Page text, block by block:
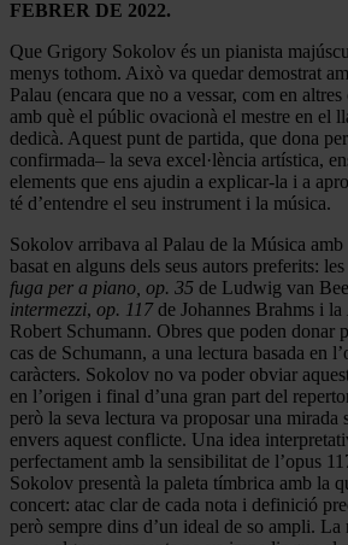
FEBRER DE 2022.
Que Grigory Sokolov és un pianista
menys tothom. Això va quedar demostrat
Palau (encara que no a vessar, com en
amb què el públic ovacionà el mestre en el
dedicà. Aquest punt de partida, que dona
confirmada– la seva excel·lència artística,
elements que ens ajudin a explicar-la i a
té d’entendre el seu instrument i la música.
Sokolov arribava al Palau de la Música
basat en alguns dels seus autors preferits: les
fuga per a piano, op. 35 de Ludwig van
intermezzi, op. 117de Johannes Brahms i la
Robert Schumann. Obres que poden donar
cas de Schumann, a una lectura basada en
caràcters. Sokolov no va poder obviar
en l’origen i final d’una gran part del
però la seva lectura va proposar una mirada
envers aquest conflicte. Una idea
perfectament amb la sensibilitat de l’opus
Sokolov presentà la paleta tímbrica amb la
concert: atac clar de cada nota i definició
però sempre dins d’un ideal de so ampli. La